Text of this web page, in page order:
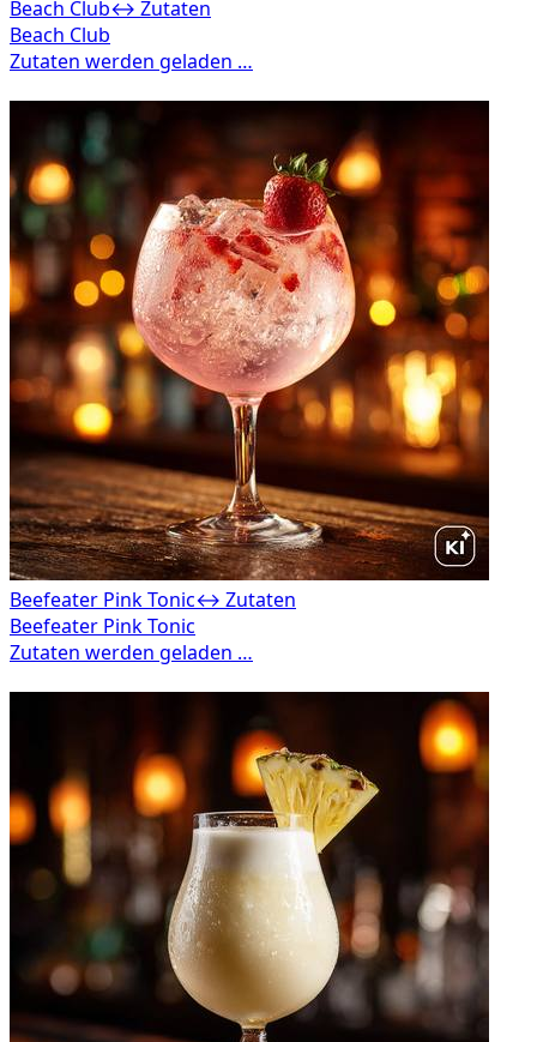
Beach Club↔ Zutaten
Beefeater Pink Tonic↔ Zutaten